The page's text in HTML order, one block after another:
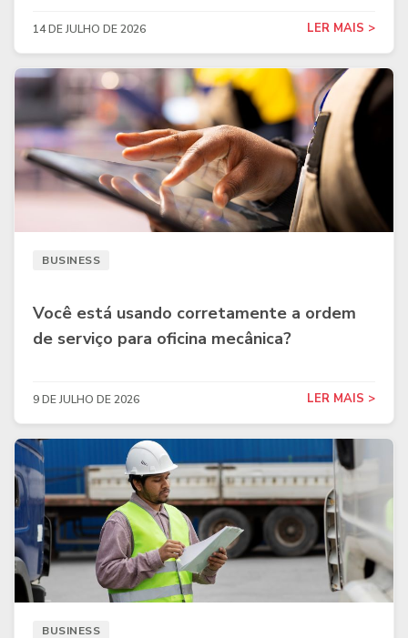
14 DE JULHO DE 2026 LER MAIS >
BUSINESS
Você está usando corretamente a ordem
de serviço para oficina mecânica?
9 DE JULHO DE 2026 LER MAIS >
BUSINESS